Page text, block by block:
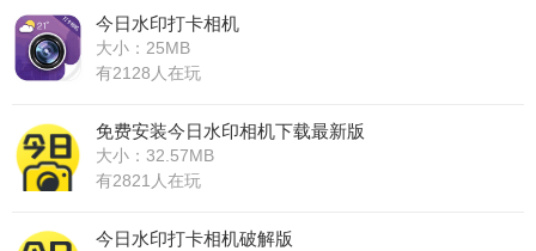
今日水印打卡相机
大小：25MB
有2128人在玩
免费安装今日水印相机下载最新版
大小：32.57MB
有2821人在玩
今日水印打卡相机破解版